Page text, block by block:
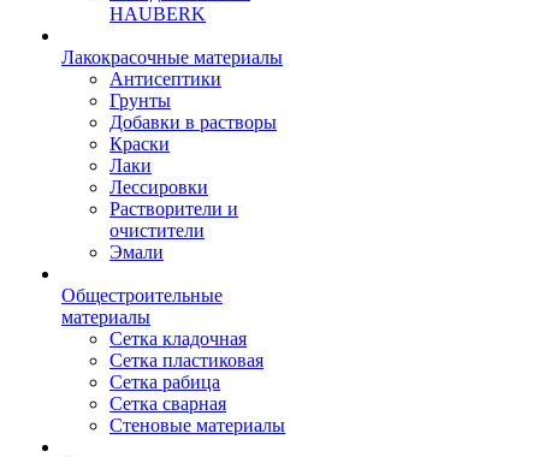
HAUBERK
Лакокрасочные материалы
Антисептики
Грунты
Добавки в растворы
Краски
Лаки
Лессировки
Растворители и
очистители
Эмали
Общестроительные
материалы
Сетка кладочная
Сетка пластиковая
Сетка рабица
Сетка сварная
Стеновые материалы